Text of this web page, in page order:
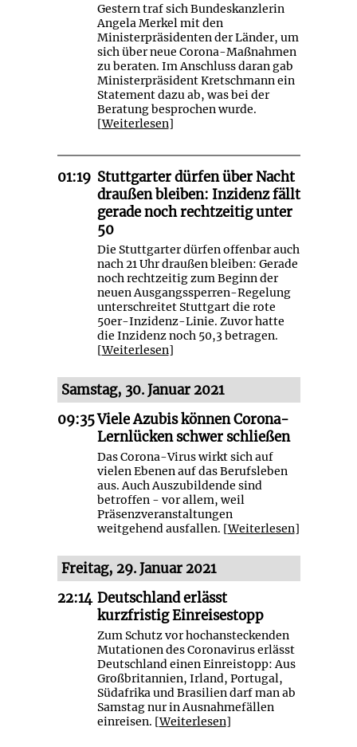
Gestern traf sich Bundeskanzlerin
Angela Merkel mit den
Ministerpräsidenten der Länder, um
sich über neue Corona-Maßnahmen
zu beraten. Im Anschluss daran gab
Ministerpräsident Kretschmann ein
Statement dazu ab, was bei der
Beratung besprochen wurde.
[Weiterlesen]
01:19 Stuttgarter dürfen über Nacht
draußen bleiben: Inzidenz fällt
gerade noch rechtzeitig unter
50
Die Stuttgarter dürfen offenbar auch
nach 21 Uhr draußen bleiben: Gerade
noch rechtzeitig zum Beginn der
neuen Ausgangssperren-Regelung
unterschreitet Stuttgart die rote
50er-Inzidenz-Linie. Zuvor hatte
die Inzidenz noch 50,3 betragen.
[Weiterlesen]
Samstag, 30. Januar 2021
09:35Viele Azubis können Corona-
Lernlücken schwer schließen
Das Corona-Virus wirkt sich auf
vielen Ebenen auf das Berufsleben
aus. Auch Auszubildende sind
betroffen - vor allem, weil
Präsenzveranstaltungen
weitgehend ausfallen. [Weiterlesen]
Freitag, 29. Januar 2021
22:14 Deutschland erlässt
kurzfristig Einreisestopp
Zum Schutz vor hochansteckenden
Mutationen des Coronavirus erlässt
Deutschland einen Einreistopp: Aus
Großbritannien, Irland, Portugal,
Südafrika und Brasilien darf man ab
Samstag nur in Ausnahmefällen
einreisen. [Weiterlesen]